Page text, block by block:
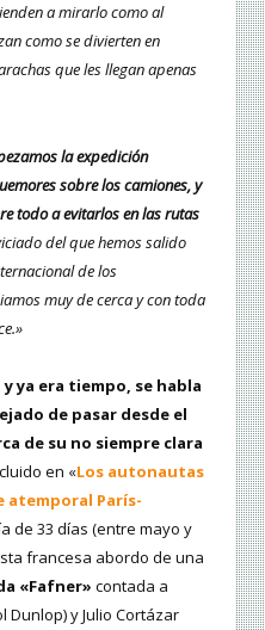
a mirarlo como al
como se divierten en
que les llegan apenas
la expedición
sobre los camiones, y
todo a evitarlos en las rutas
del que hemos salido
de los
muy de cerca y con toda
ya era tiempo, se habla
de pasar desde el
de su no siempre clara
en «Los autonautas
atemporal París-
de 33 días (entre mayo y
francesa abordo de una
«Fafner» contada a
Dunlop) y Julio Cortázar